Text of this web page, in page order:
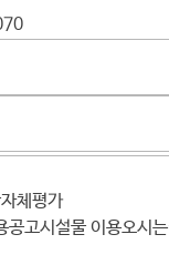
자체평가
용공고 시설물 이용
오시